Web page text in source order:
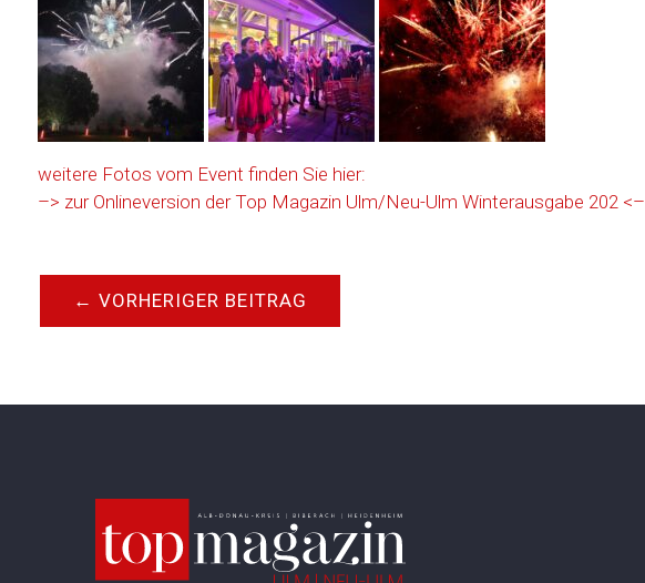
weitere Fotos vom Event finden Sie hier:
–> zur Onlineversion der Top Magazin Ulm/Neu-Ulm Winterausgabe 202 <–
← VORHERIGER BEITRAG